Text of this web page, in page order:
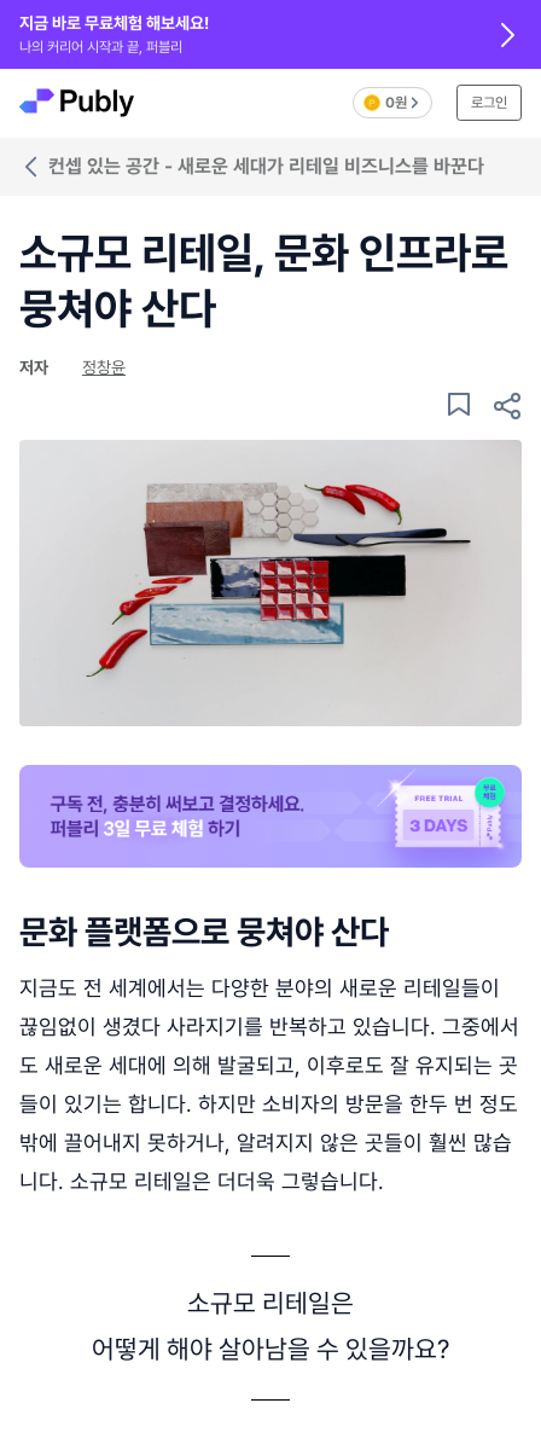
지금 바로 무료체험 해보세요!
나의 커리어 시작과 끝, 퍼블리
0원 로그인
컨셉 있는 공간 - 새로운 세대가 리테일 비즈니스를 바꾼다
소규모 리테일, 문화 인프라로
뭉쳐야 산다
저자 정창윤
문화 플랫폼으로 뭉쳐야 산다
지금도 전 세계에서는 다양한 분야의 새로운 리테일들이
끊임없이 생겼다 사라지기를 반복하고 있습니다. 그중에서
도 새로운 세대에 의해 발굴되고, 이후로도 잘 유지되는 곳
들이 있기는 합니다. 하지만 소비자의 방문을 한두 번 정도
밖에 끌어내지 못하거나, 알려지지 않은 곳들이 훨씬 많습
니다. 소규모 리테일은 더더욱 그렇습니다.
소규모 리테일은
어떻게 해야 살아남을 수 있을까요?